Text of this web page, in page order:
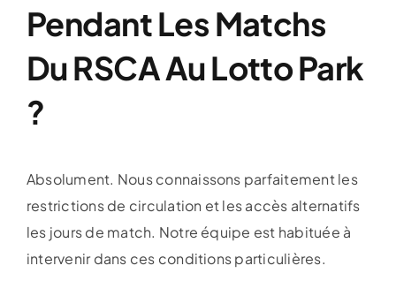
Pendant Les Matchs
Du RSCA Au Lotto Park
?
Absolument. Nous connaissons parfaitement les
restrictions de circulation et les accès alternatifs
les jours de match. Notre équipe est habituée à
intervenir dans ces conditions particulières.